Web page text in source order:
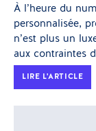
À l’heure du
personnalisée,
n’est plus un
aux contraintes
LIRE L'ARTICLE